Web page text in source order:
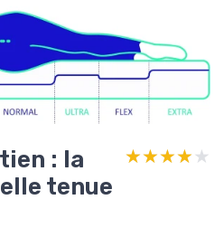
: la
tenue
★★★★★
★★★★★